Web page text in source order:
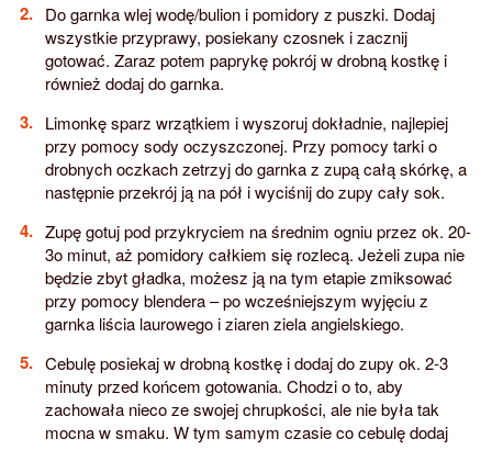
Do garnka wlej wodę/bulion i pomidory z puszki. Dodaj
wszystkie przyprawy, posiekany czosnek i zacznij
gotować. Zaraz potem paprykę pokrój w drobną kostkę i
również dodaj do garnka.
Limonkę sparz wrzątkiem i wyszoruj dokładnie, najlepiej
przy pomocy sody oczyszczonej. Przy pomocy tarki o
drobnych oczkach zetrzyj do garnka z zupą całą skórkę, a
następnie przekrój ją na pół i wyciśnij do zupy cały sok.
Zupę gotuj pod przykryciem na średnim ogniu przez ok. 20-
3o minut, aż pomidory całkiem się rozlecą. Jeżeli zupa nie
będzie zbyt gładka, możesz ją na tym etapie zmiksować
przy pomocy blendera – po wcześniejszym wyjęciu z
garnka liścia laurowego i ziaren ziela angielskiego.
Cebulę posiekaj w drobną kostkę i dodaj do zupy ok. 2-3
minuty przed końcem gotowania. Chodzi o to, aby
zachowała nieco ze swojej chrupkości, ale nie była tak
mocna w smaku. W tym samym czasie co cebulę dodaj